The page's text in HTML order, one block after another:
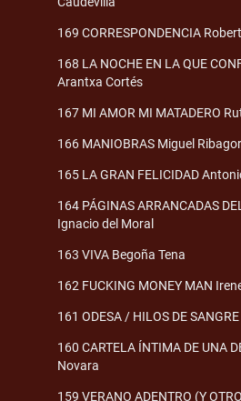
169 CORRESPONDENCIA
168 LA NOCHE EN LA QUE
Arantxa Cortés
167 MI AMOR MI MATADERO
166 MANIOBRAS Miguel
165 LA GRAN FELICIDAD
164 PÁGINAS ARRANCADAS
Ignacio del Moral
163 VIVA Begoña Tena
162 FUCKING MONEY MAN
161 ODESA / HILOS DE
160 CARTELA ÍNTIMA DE UNA
Novara
159 VERANO ADENTRO (Y